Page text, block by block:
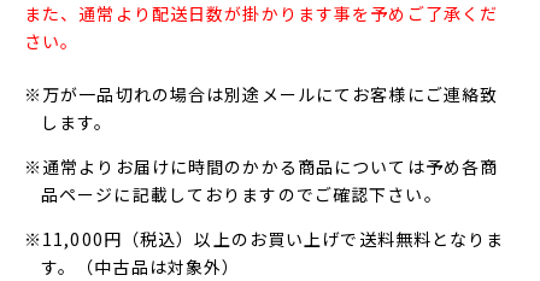
また、通常より配送日数が掛かります事を予めご了承くだ
さい。
※万が一品切れの場合は別途メールにてお客様にご連絡致
します。
※通常よりお届けに時間のかかる商品については予め各商
品ページに記載しておりますのでご確認下さい。
※11,000円（税込）以上のお買い上げで送料無料となりま
す。（中古品は対象外）